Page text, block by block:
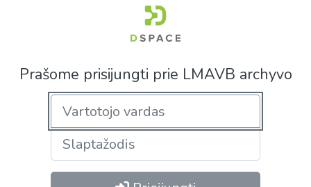
Prašome prisijungti prie LMAVB archyvo